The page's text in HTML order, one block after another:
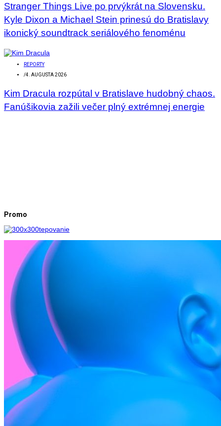
Stranger Things Live po prvýkrát na Slovensku.
Kyle Dixon a Michael Stein prinesú do Bratislavy
ikonický soundtrack seriálového fenoménu
REPORTY
/4. AUGUSTA 2026
Kim Dracula rozpútal v Bratislave hudobný chaos.
Fanúšikovia zažili večer plný extrémnej energie
Promo